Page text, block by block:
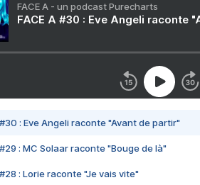
FACE A - un podcast Purecharts
FACE A #30 : Eve Angeli raconte
#30 : Eve Angeli raconte "Avant de partir"
#29 : MC Solaar raconte "Bouge de là"
#28 : Lorie raconte "Je vais vite"